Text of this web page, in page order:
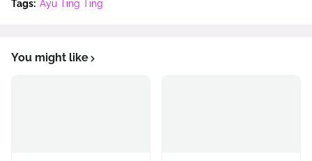
Tags: Ayu Ting Ting
You might like